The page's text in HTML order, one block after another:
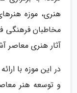
هنری، موزه
مخاطبان فرهنگی
آثار هنری معاصر
در این موزه با
و توسعه هنر